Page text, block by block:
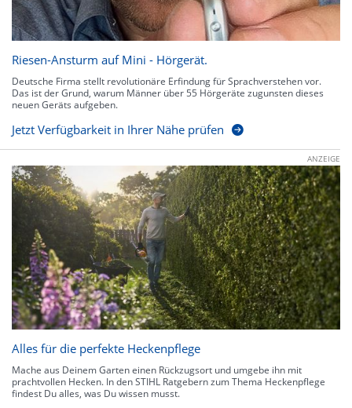
Riesen-Ansturm auf Mini - Hörgerät.
Deutsche Firma stellt revolutionäre Erfindung für Sprachverstehen vor.
Das ist der Grund, warum Männer über 55 Hörgeräte zugunsten dieses
neuen Geräts aufgeben.
Jetzt Verfügbarkeit in Ihrer Nähe prüfen
ANZEIGE
Alles für die perfekte Heckenpflege
Mache aus Deinem Garten einen Rückzugsort und umgebe ihn mit
prachtvollen Hecken. In den STIHL Ratgebern zum Thema Heckenpflege
findest Du alles, was Du wissen musst.